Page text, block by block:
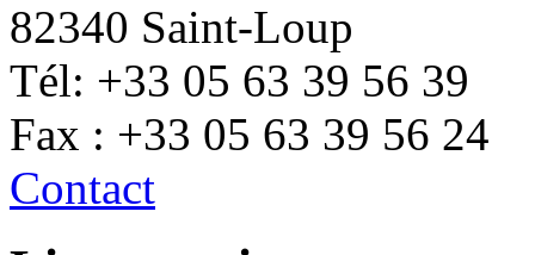
82340 Saint-Loup
Tél: +33 05 63 39 56 39
Fax : +33 05 63 39 56 24
Contact